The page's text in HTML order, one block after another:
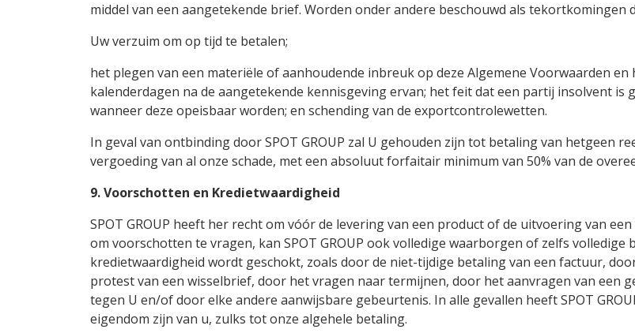
middel van een aangetekende brief. Worden onder andere beschouwd als tekortkomingen
Uw verzuim om op tijd te betalen;
het plegen van een materiële of aanhoudende inbreuk op deze Algemene Voorwaarden
kalenderdagen na de aangetekende kennisgeving ervan; het feit dat een partij insolvent
wanneer deze opeisbaar worden; en schending van de exportcontrolewetten.
In geval van ontbinding door SPOT GROUP zal U gehouden zijn tot betaling van hetgeen
vergoeding van al onze schade, met een absoluut forfaitair minimum van 50% van de
9. Voorschotten en Kredietwaardigheid
SPOT GROUP heeft her recht om vóór de levering van een product of de uitvoering van
om voorschotten te vragen, kan SPOT GROUP ook volledige waarborgen of zelfs
kredietwaardigheid wordt geschokt, zoals door de niet-tijdige betaling van een factuur,
protest van een wisselbrief, door het vragen naar termijnen, door het aanvragen van een
tegen U en/of door elke andere aanwijsbare gebeurtenis. In alle gevallen heeft SPOT
eigendom zijn van u, zulks tot onze algehele betaling.